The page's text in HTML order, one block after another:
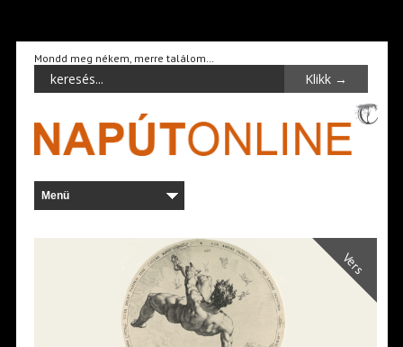
Mondd meg nékem, merre találom…
Vers